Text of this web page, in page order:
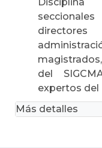
del
expertos del
Más detalles